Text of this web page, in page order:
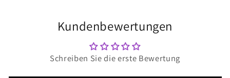
Kundenbewertungen
Schreiben Sie die erste Bewertung